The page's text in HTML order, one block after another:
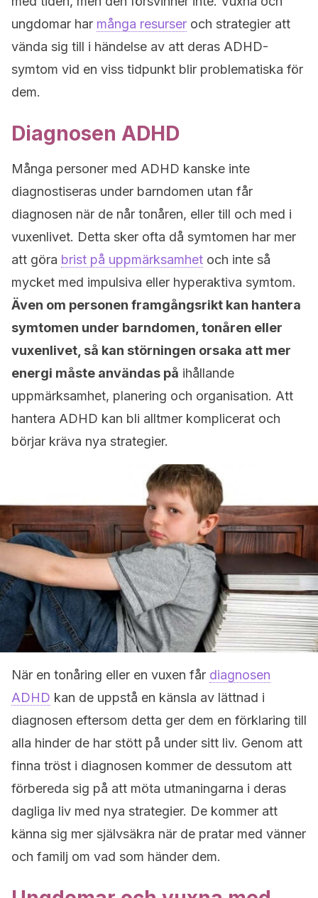
ungdomar har många resurser och strategier att
vända sig till i händelse av att deras ADHD-
symtom vid en viss tidpunkt blir problematiska för
dem.
Diagnosen ADHD
Många personer med ADHD kanske inte
diagnostiseras under barndomen utan får
diagnosen när de når tonåren, eller till och med i
vuxenlivet. Detta sker ofta då symtomen har mer
att göra brist på uppmärksamhet och inte så
mycket med impulsiva eller hyperaktiva symtom.
Även om personen framgångsrikt kan hantera
symtomen under barndomen, tonåren eller
vuxenlivet, så kan störningen orsaka att mer
energi måste användas på ihållande
uppmärksamhet, planering och organisation. Att
hantera ADHD kan bli alltmer komplicerat och
börjar kräva nya strategier.
När en tonåring eller en vuxen får diagnosen
ADHD kan de uppstå en känsla av lättnad i
diagnosen eftersom detta ger dem en förklaring till
alla hinder de har stött på under sitt liv. Genom att
finna tröst i diagnosen kommer de dessutom att
förbereda sig på att möta utmaningarna i deras
dagliga liv med nya strategier. De kommer att
känna sig mer självsäkra när de pratar med vänner
och familj om vad som händer dem.